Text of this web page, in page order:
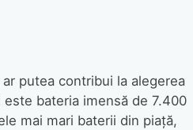
putea contribui la alegerea
bateria imensă de 7.400
mai mari baterii din piață,